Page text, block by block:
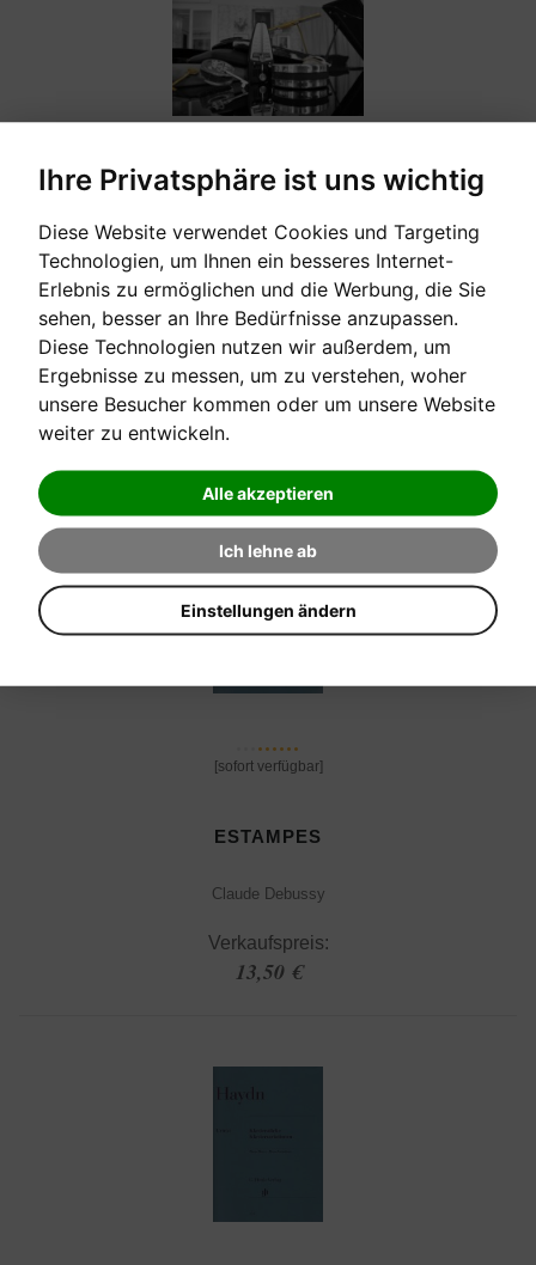
Ihre Privatsphäre ist uns wichtig
Diese Website verwendet Cookies und Targeting
Technologien, um Ihnen ein besseres Internet-
Erlebnis zu ermöglichen und die Werbung, die Sie
sehen, besser an Ihre Bedürfnisse anzupassen.
Diese Technologien nutzen wir außerdem, um
Ergebnisse zu messen, um zu verstehen, woher
unsere Besucher kommen oder um unsere Website
weiter zu entwickeln.
Alle akzeptieren
Ich lehne ab
Einstellungen ändern
SORTIERT NACH PRODUKT IST VORRÄTIG +/-
HERSTELLER: G. HENLE VERLAG
[sofort verfügbar]
ESTAMPES
Claude Debussy
Verkaufspreis:
13,50 €